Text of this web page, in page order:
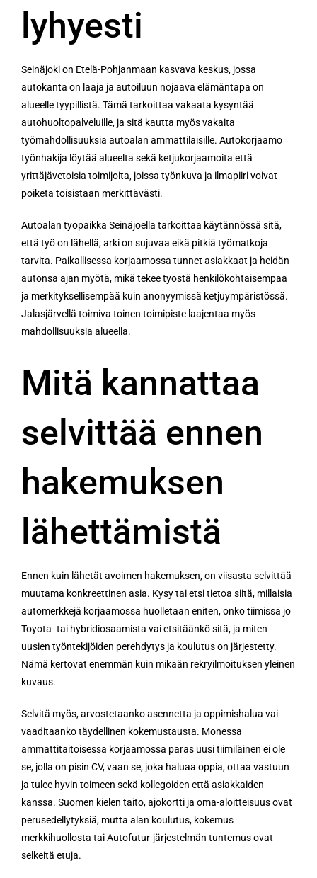
lyhyesti
Seinäjoki on Etelä-Pohjanmaan kasvava keskus, jossa
autokanta on laaja ja autoiluun nojaava elämäntapa on
alueelle tyypillistä. Tämä tarkoittaa vakaata kysyntää
autohuoltopalveluille, ja sitä kautta myös vakaita
työmahdollisuuksia autoalan ammattilaisille. Autokorjaamo
työnhakija löytää alueelta sekä ketjukorjaamoita että
yrittäjävetoisia toimijoita, joissa työnkuva ja ilmapiiri voivat
poiketa toisistaan merkittävästi.
Autoalan työpaikka Seinäjoella tarkoittaa käytännössä sitä,
että työ on lähellä, arki on sujuvaa eikä pitkiä työmatkoja
tarvita. Paikallisessa korjaamossa tunnet asiakkaat ja heidän
autonsa ajan myötä, mikä tekee työstä henkilökohtaisempaa
ja merkityksellisempää kuin anonyymissä ketjuympäristössä.
Jalasjärvellä toimiva toinen toimipiste laajentaa myös
mahdollisuuksia alueella.
Mitä kannattaa
selvittää ennen
hakemuksen
lähettämistä
Ennen kuin lähetät avoimen hakemuksen, on viisasta selvittää
muutama konkreettinen asia. Kysy tai etsi tietoa siitä, millaisia
automerkkejä korjaamossa huolletaan eniten, onko tiimissä jo
Toyota- tai hybridiosaamista vai etsitäänkö sitä, ja miten
uusien työntekijöiden perehdytys ja koulutus on järjestetty.
Nämä kertovat enemmän kuin mikään rekryilmoituksen yleinen
kuvaus.
Selvitä myös, arvostetaanko asennetta ja oppimishalua vai
vaaditaanko täydellinen kokemustausta. Monessa
ammattitaitoisessa korjaamossa paras uusi tiimiläinen ei ole
se, jolla on pisin CV, vaan se, joka haluaa oppia, ottaa vastuun
ja tulee hyvin toimeen sekä kollegoiden että asiakkaiden
kanssa. Suomen kielen taito, ajokortti ja oma-aloitteisuus ovat
perusedellytyksiä, mutta alan koulutus, kokemus
merkkihuollosta tai Autofutur-järjestelmän tuntemus ovat
selkeitä etuja.